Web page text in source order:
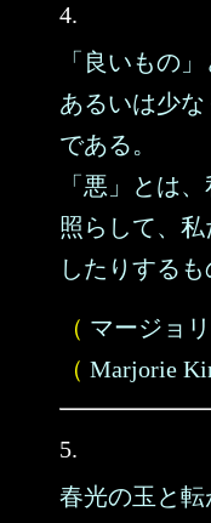
4.
「良いもの
あるいは少
である。
「悪」とは
照らして、
したりするも
（ マージョ
（ Marjorie
5.
春光の玉と転